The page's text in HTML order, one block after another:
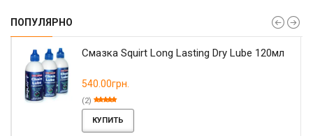
ПОПУЛЯРНО
Смазка Squirt Long Lasting Dry Lube 120мл
540.00грн.
(2)
КУПИТЬ